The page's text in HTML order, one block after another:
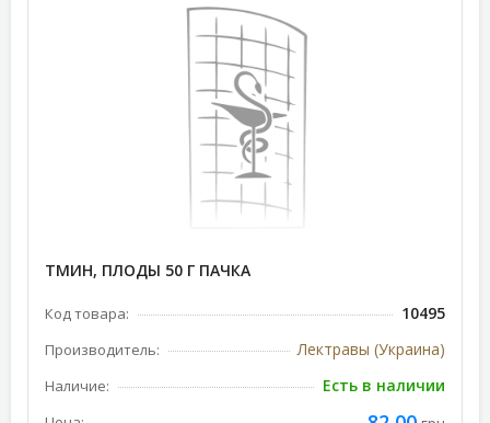
ТМИН, ПЛОДЫ 50 Г ПАЧКА
Код товара: 10495
Производитель: Лектравы (Украина)
Наличие: Есть в наличии